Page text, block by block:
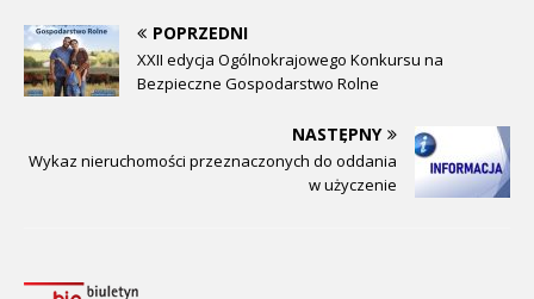
POPRZEDNI
XXII edycja Ogólnokrajowego Konkursu na
Bezpieczne Gospodarstwo Rolne
NASTĘPNY
Wykaz nieruchomości przeznaczonych do oddania
w użyczenie